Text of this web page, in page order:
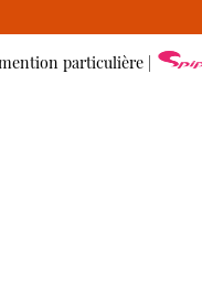
particulière |